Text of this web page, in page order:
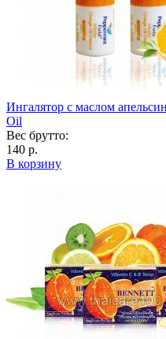
Ингалятор с маслом
Oil
Вес брутто:
140 р.
В корзину